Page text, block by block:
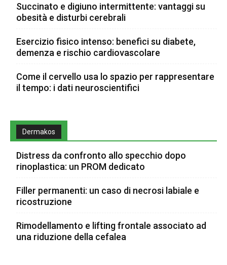
Succinato e digiuno intermittente: vantaggi su
obesità e disturbi cerebrali
Esercizio fisico intenso: benefici su diabete,
demenza e rischio cardiovascolare
Come il cervello usa lo spazio per rappresentare
il tempo: i dati neuroscientifici
Dermakos
Distress da confronto allo specchio dopo
rinoplastica: un PROM dedicato
Filler permanenti: un caso di necrosi labiale e
ricostruzione
Rimodellamento e lifting frontale associato ad
una riduzione della cefalea